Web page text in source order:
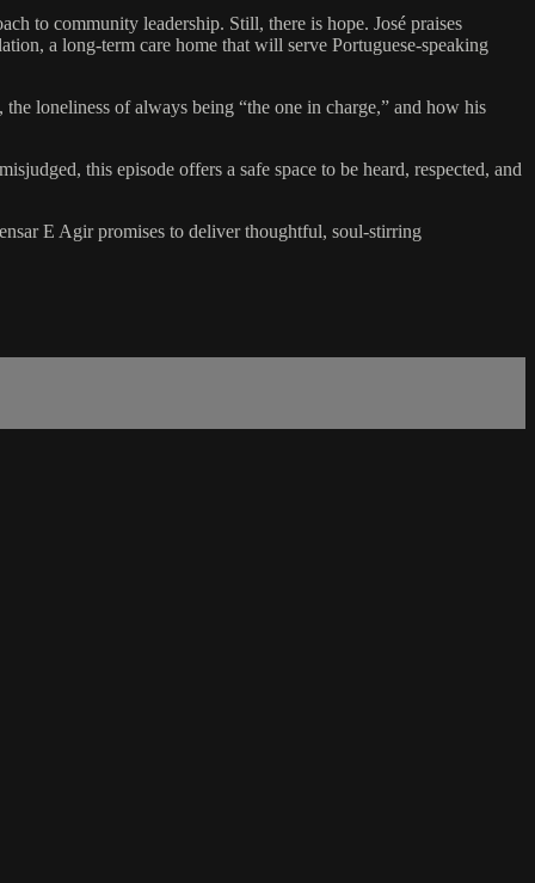
to community leadership. Still, there is hope. José praises
a long-term care home that will serve Portuguese-speaking
loneliness of always being “the one in charge,” and how his
this episode offers a safe space to be heard, respected, and
E Agir promises to deliver thoughtful, soul-stirring